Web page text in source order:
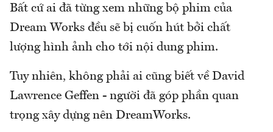
Bất cứ ai đã từng xem những bộ phim của
Dream Works đều sẽ bị cuốn hút bởi chất
lượng hình ảnh cho tới nội dung phim.
Tuy nhiên, không phải ai cũng biết về David
Lawrence Geffen - người đã góp phần quan
trọng xây dựng nên DreamWorks.